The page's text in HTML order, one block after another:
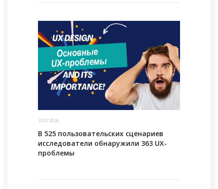
23.07.2026
В 525 пользовательских сценариев
исследователи обнаружили 363 UX-
проблемы